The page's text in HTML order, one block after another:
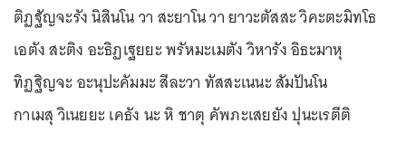
ติฏฐัญจะรัง นิสินโน วา สะยาโน วา ยาวะตัสสะ วิคะตะมิทโธ
เอตัง สะติง อะธิฏเฐยยะ พรัหมะเมตัง วิหารัง อิธะมาหุ
ทิฏฐิญจะ อะนุปะคัมมะ สีละวา ทัสสะเนนะ สัมปันโน
กาเมสุ วิเนยยะ เคธัง นะ หิ ชาตุ คัพภะเสยยัง ปุนะเรตีติ